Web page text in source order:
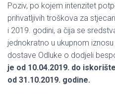
Poziv, po kojem intenzitet
prihvatljivih troškova za
i 2019. godini, a čija se
jednokratno u ukupnom
dostave Odluke o dodjeli
je od 10.04.2019. do
od 31.10.2019. godine.